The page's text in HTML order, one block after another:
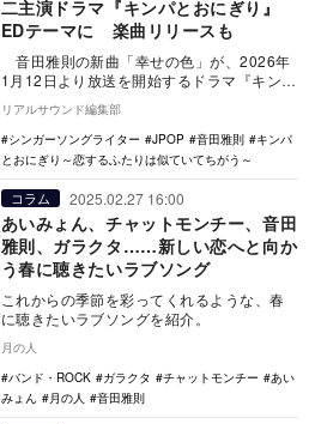
二主演ドラマ『キンパとおにぎり』
EDテーマに 楽曲リリースも
音田雅則の新曲「幸せの色」が、2026年
1月12日より放送を開始するドラマ『キンパ
とおにぎり〜恋するふたりは似ていてちが
う…
リアルサウンド編集部
シンガーソングライター
JPOP 音田雅則
キンパ
とおにぎり～恋するふたりは似ていてちがう～
コラム 2025.02.27 16:00
あいみょん、チャットモンチー、音田
雅則、ガラクタ……新しい恋へと向か
う春に聴きたいラブソング
これからの季節を彩ってくれるような、春
に聴きたいラブソングを紹介。
月の人
バンド・ROCK
ガラクタ チャットモンチー
あい
みょん
月の人 音田雅則